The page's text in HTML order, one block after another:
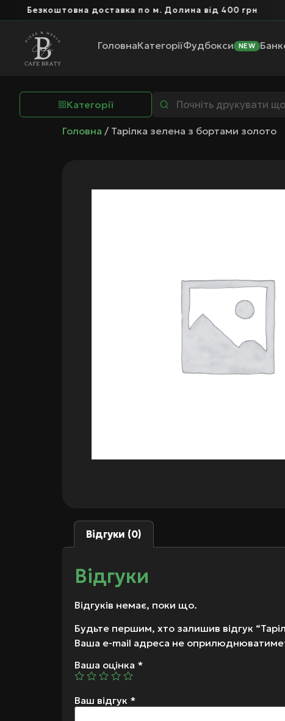
Безкоштовна доставка по м. Долина від 400 грн
ГоловнаКатегоріїФудбокси NEW
Категорії
Головна / Тарілка зелена з бортами золото
Відгуки (0)
Відгуки
Відгуків немає, поки що.
Будьте першим, хто залишив відгук
Ваша e-mail адреса не
Ваша оцінка *
Ваш відгук *